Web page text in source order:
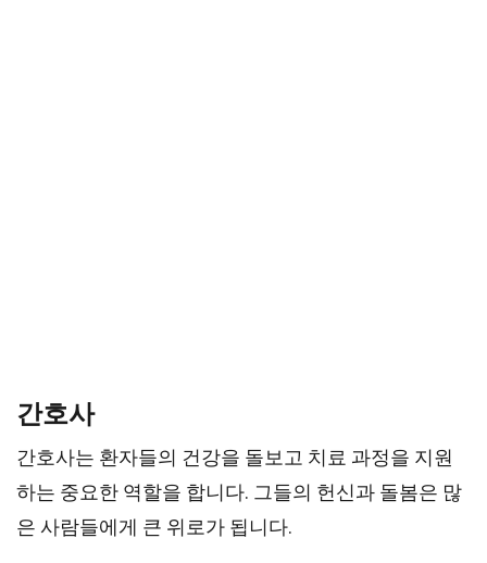
간호사
간호사는 환자들의 건강을 돌보고 치료 과정을 지원
하는 중요한 역할을 합니다. 그들의 헌신과 돌봄은 많
은 사람들에게 큰 위로가 됩니다.